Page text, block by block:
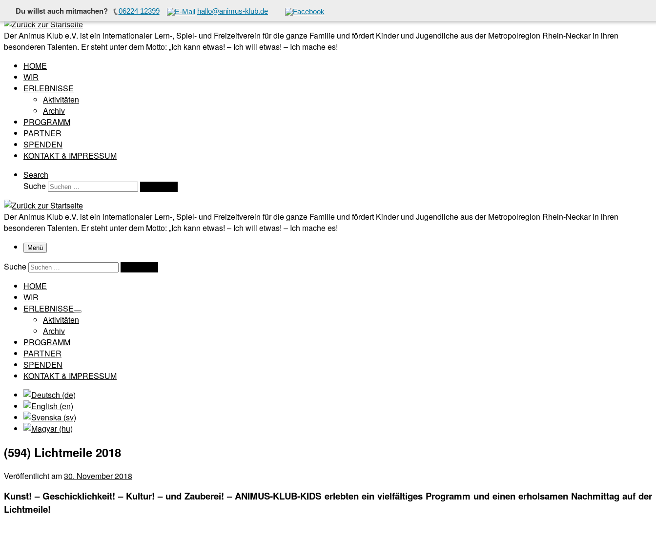
Du willst auch mitmachen? 06224 12399 hallo@animus-klub.de
Zum Inhalt springen
Der Animus Klub e.V. ist ein internationaler Lern-, Spiel- und Freizeitverein für die ganze Familie und fördert Kinder und Jugendliche aus der Metropolregion Rhein-Neckar in ihren
besonderen Talenten. Er steht unter dem Motto: „Ich kann etwas! – Ich will etwas! – Ich mache es!
HOME
WIR
ERLEBNISSE
Aktivitäten
Archiv
PROGRAMM
PARTNER
SPENDEN
KONTAKT & IMPRESSUM
Search
Suche
Der Animus Klub e.V. ist ein internationaler Lern-, Spiel- und Freizeitverein für die ganze Familie und fördert Kinder und Jugendliche aus der Metropolregion Rhein-Neckar in ihren
besonderen Talenten. Er steht unter dem Motto: „Ich kann etwas! – Ich will etwas! – Ich mache es!
Menü
Suche
HOME
WIR
ERLEBNISSE
Aktivitäten
Archiv
PROGRAMM
PARTNER
SPENDEN
KONTAKT & IMPRESSUM
(594) Lichtmeile 2018
Veröffentlicht am30. November 2018
Kunst! – Geschicklichkeit! – Kultur! – und Zauberei! – ANIMUS-KLUB-KIDS erlebten ein vielfältiges Programm und einen erholsamen Nachmittag auf der
Lichtmeile!